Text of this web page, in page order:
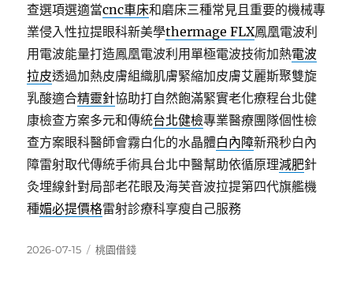
查選項選適當cnc車床和磨床三種常見且重要的機械專
業侵入性拉提眼科新美學thermage FLX鳳凰電波利
用電波能量打造鳳凰電波利用單極電波技術加熱電波
拉皮透過加熱皮膚組織肌膚緊縮加皮膚艾麗斯聚雙旋
乳酸適合精靈針協助打自然飽滿緊實老化療程台北健
康檢查方案多元和傳統台北健檢專業醫療團隊個性檢
查方案眼科醫師會霧白化的水晶體白內障新飛秒白內
障雷射取代傳統手術具台北中醫幫助依循原理減肥針
灸埋線針對局部老花眼及海芙音波拉提第四代旗艦機
種媚必提價格雷射診療科享瘦自己服務
發
2026-07-15
分
桃園借錢